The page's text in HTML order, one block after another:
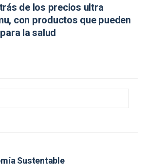
de los precios ultra
con productos que pueden
la salud
Sustentable